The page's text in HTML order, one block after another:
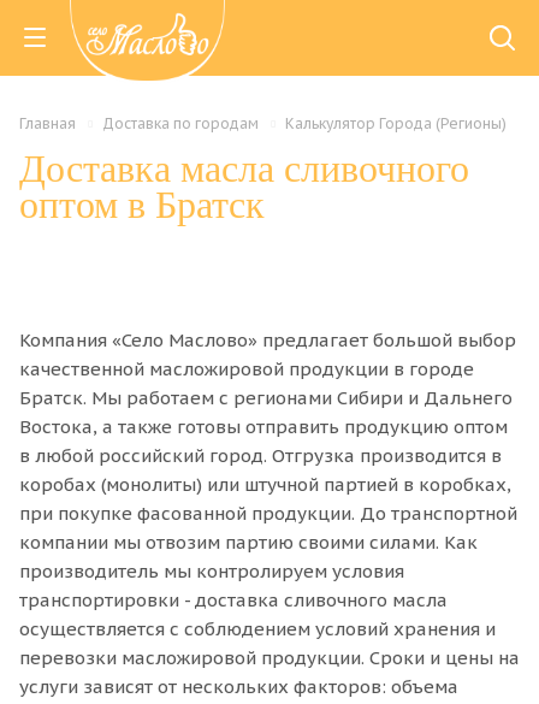
Главная Доставка по городам Калькулятор Города (Регионы)
Доставка масла сливочного
оптом в Братск
Компания «Село Маслово» предлагает большой выбор
качественной масложировой продукции в городе
Братск. Мы работаем с регионами Сибири и Дальнего
Востока, а также готовы отправить продукцию оптом
в любой российский город. Отгрузка производится в
коробах (монолиты) или штучной партией в коробках,
при покупке фасованной продукции. До транспортной
компании мы отвозим партию своими силами. Как
производитель мы контролируем условия
транспортировки - доставка сливочного масла
осуществляется с соблюдением условий хранения и
перевозки масложировой продукции. Сроки и цены на
услуги зависят от нескольких факторов: объема